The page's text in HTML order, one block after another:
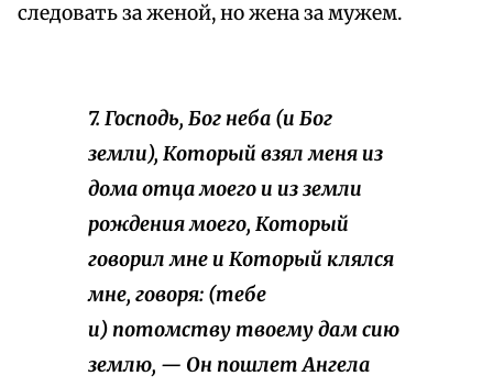
следовать за женой, но жена за мужем.
7. Господь, Бог неба (и Бог
земли), Который взял меня из
дома отца моего и из земли
рождения моего, Который
говорил мне и Который клялся
мне, говоря: (тебе
и) потомству твоему дам сию
землю, — Он пошлет Ангела